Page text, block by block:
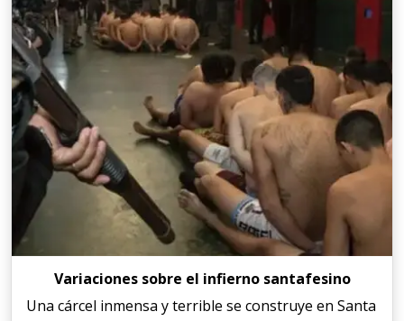
Variaciones sobre el infierno santafesino
Una cárcel inmensa y terrible se construye en Santa